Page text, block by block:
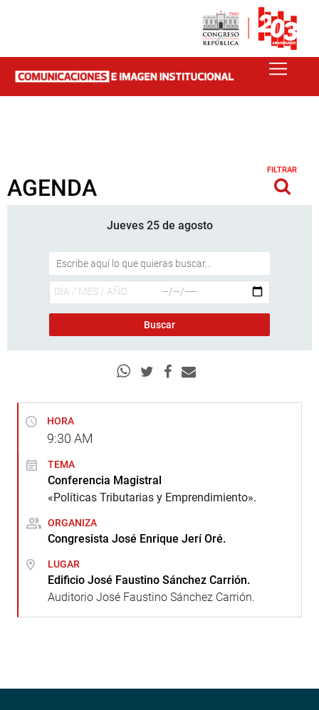
AGENDA
FILTRAR
Jueves 25 de agosto
HORA
9:30 AM
TEMA
Conferencia Magistral
«Políticas Tributarias y Emprendimiento».
ORGANIZA
Congresista José Enrique Jerí Oré.
LUGAR
Edificio José Faustino Sánchez Carrión.
Auditorio José Faustino Sánchez Carrión.